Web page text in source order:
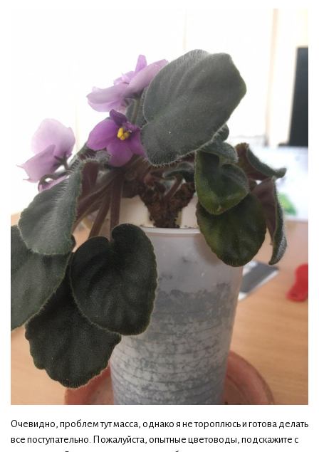
Очевидно, проблем тут масса, однако я не тороплюсь и готова делать
все поступательно. Пожалуйста, опытные цветоводы, подскажите с